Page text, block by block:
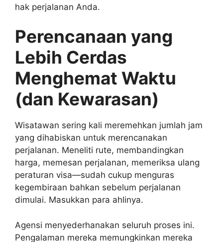
hak perjalanan Anda.
Perencanaan yang
Lebih Cerdas
Menghemat Waktu
(dan Kewarasan)
Wisatawan sering kali meremehkan jumlah jam
yang dihabiskan untuk merencanakan
perjalanan. Meneliti rute, membandingkan
harga, memesan perjalanan, memeriksa ulang
peraturan visa—sudah cukup menguras
kegembiraan bahkan sebelum perjalanan
dimulai. Masukkan para ahlinya.
Agensi menyederhanakan seluruh proses ini.
Pengalaman mereka memungkinkan mereka